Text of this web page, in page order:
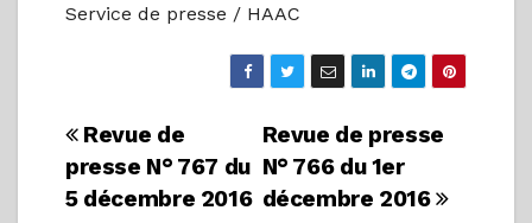
Service de presse / HAAC
Navigation
de
Revue de presse
N° 766 du 1er
décembre 2016
Revue de
presse N° 767 du
5 décembre 2016